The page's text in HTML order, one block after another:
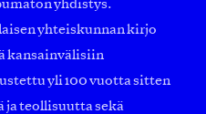
yhdistys.
yhteiskunnan kirjo
kansainvälisiin
yli 100 vuotta sitten
ja teollisuutta sekä